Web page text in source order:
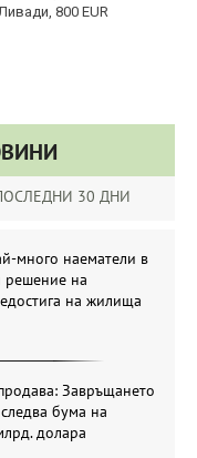
800 EUR
30 ДНИ
много наематели в
решение на
на жилища
Завръщането
бума на
долара